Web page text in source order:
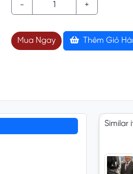
- +
Mua Ngay Thêm Giỏ
Similar